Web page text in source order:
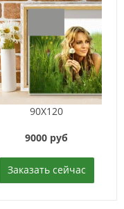
90X120
9000 руб
Заказать сейчас